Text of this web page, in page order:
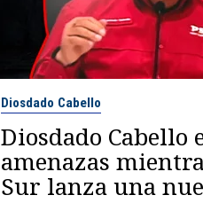
Diosdado Cabello
Diosdado Cabello
amenazas
Sur lanza una